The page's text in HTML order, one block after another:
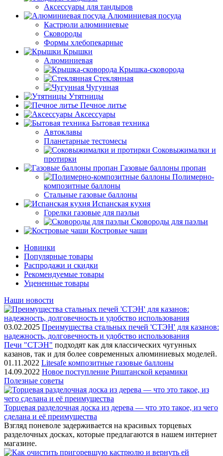
Аксессуары для тандыров
Алюминиевая посуда
Кастрюли алюминиевые
Сковороды
Формы хлебопекарные
Крышки
Алюминиевая
Крышка-сковорода
Стеклянная
Чугунная
Утятницы
Печное литье
Аксессуары
Бытовая техника
Автоклавы
Планетарные тестомесы
Соковыжималки и
протирки
Газовые баллоны пропан
Полимерно-
композитные баллоны
Стальные газовые баллоны
Испанская кухня
Горелки газовые для паэльи
Сковороды для паэльи
Костровые чаши
Новинки
Популярные товары
Распродажи и скидки
Рекомендуемые товары
Уцененные товары
Наши новости
03.02.2025 Преимущества стальных печей 'СТЭН' для казанов:
надежность, долговечность и удобство использования
Печи "СТЭН" подходят как для классических чугунных
казанов, так и для более современных алюминиевых моделей.
01.11.2022 Litesafe композитные газовые баллоны
14.09.2022 Новое поступление Риштанской керамики
Полезные советы
Торцевая разделочная доска из дерева — что это такое, из чего
сделана и её преимущества
Взгляд поневоле задерживается на красивых торцевых
разделочных досках, которые предлагаются в нашем интернет
магазине.